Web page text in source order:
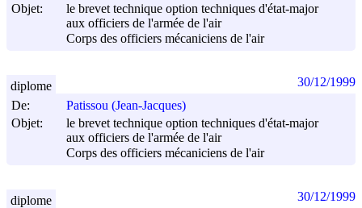
Objet:
le brevet technique option techniques d'état-major
aux officiers de l'armée de l'air
Corps des officiers mécaniciens de l'air
De:
Patissou (Jean-Jacques)
Objet:
le brevet technique option techniques d'état-major
aux officiers de l'armée de l'air
Corps des officiers mécaniciens de l'air
diplome 30/12/1999
diplome 30/12/1999